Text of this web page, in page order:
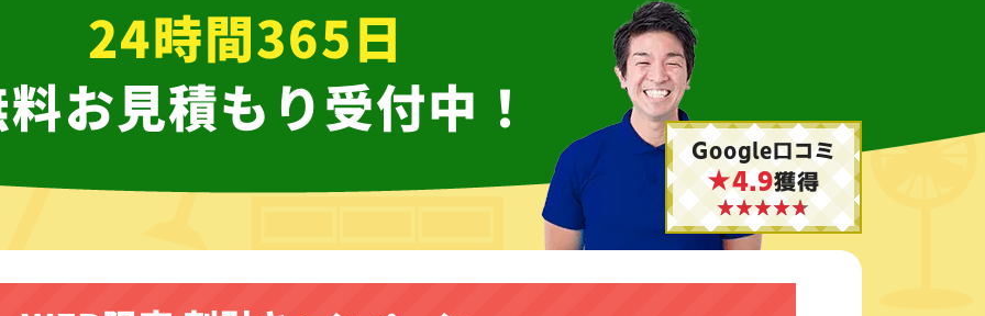
24時間365日
お見積もり受付中！
Google口コミ
★4.9獲得